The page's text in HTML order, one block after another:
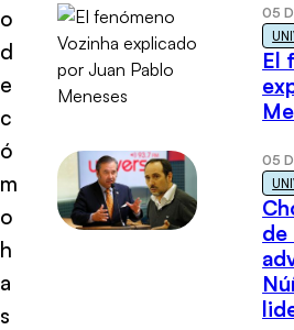
o
d
e
c
ó
m
o
h
a
s
05
El
05
de